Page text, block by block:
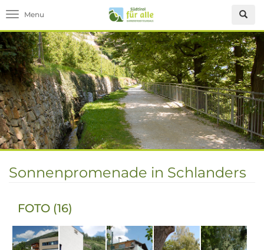
Toggle navigation
Sonnenpromenade in Schlanders
FOTO (16)